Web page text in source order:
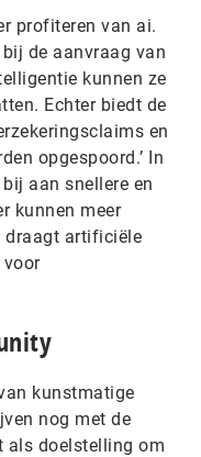
profiteren van ai.
de aanvraag van
kunnen ze
Echter biedt de
en
opgespoord.’ In
aan snellere en
kunnen meer
draagt artificiële
kunstmatige
nog met de
als doelstelling om